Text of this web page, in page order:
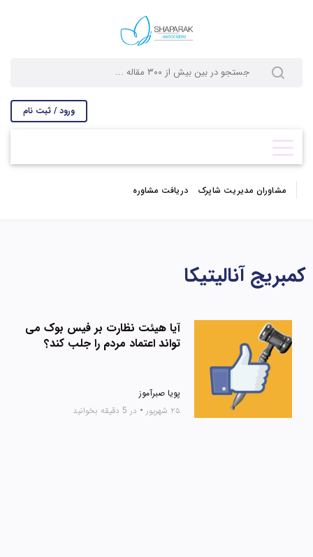
ورود / ثبت نام
مشاوران مدیریت شاپرک دریافت مشاوره
کمبریج آنالیتیکا
آیا هیئت نظارت بر فیس بوک می
تواند اعتماد مردم را جلب کند؟
پویا صبرآموز
۲۵ شهریور
• در 5 دقیقه بخوانید